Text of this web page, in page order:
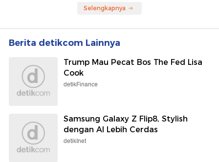
Selengkapnya
Berita detikcom Lainnya
Trump Mau Pecat Bos The Fed Lisa
Cook
detikFinance
Samsung Galaxy Z Flip8, Stylish
dengan AI Lebih Cerdas
detikInet